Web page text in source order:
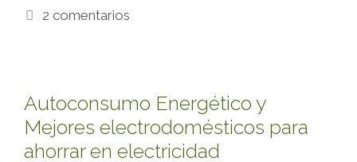
2 comentarios
Autoconsumo Energético y
Mejores electrodomésticos para
ahorrar en electricidad